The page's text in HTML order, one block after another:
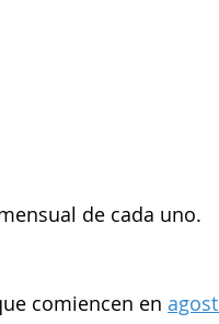
de cada uno.
comiencen en